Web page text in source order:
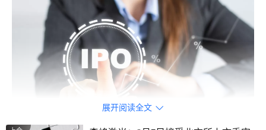
展开阅读全文 